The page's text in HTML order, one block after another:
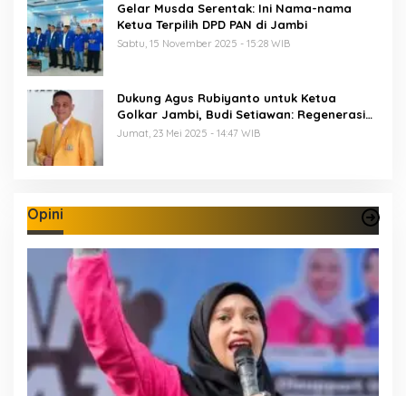
Gelar Musda Serentak: Ini Nama-nama
Ketua Terpilih DPD PAN di Jambi
Sabtu, 15 November 2025 - 15:28 WIB
Dukung Agus Rubiyanto untuk Ketua
Golkar Jambi, Budi Setiawan: Regenerasi
Kepemimpinan Wajib Berjalan
Jumat, 23 Mei 2025 - 14:47 WIB
Opini